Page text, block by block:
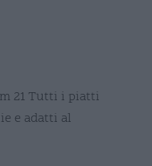
21 Tutti i piatti
e adatti al